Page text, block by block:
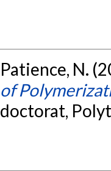
Patience, N.
of
doctorat,